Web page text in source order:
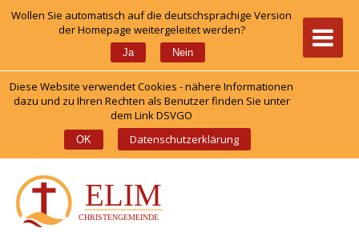
Wollen Sie automatisch auf die deutschsprachige Version
der Homepage weitergeleitet werden?
Ja Nein
Diese Website verwendet Cookies - nähere Informationen
dazu und zu Ihren Rechten als Benutzer finden Sie unter
dem Link DSVGO
OK Datenschutzerklärung